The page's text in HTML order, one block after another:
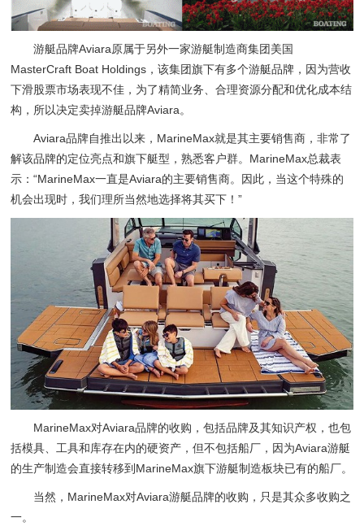
游艇品牌Aviara原属于另外一家游艇制造商集团美国
MasterCraft Boat Holdings，该集团旗下有多个游艇品牌，因为营收
下滑股票市场表现不佳，为了精简业务、合理资源分配和优化成本结
构，所以决定卖掉游艇品牌Aviara。
Aviara品牌自推出以来，MarineMax就是其主要销售商，非常了
解该品牌的定位亮点和旗下艇型，熟悉客户群。MarineMax总裁表
示：“MarineMax一直是Aviara的主要销售商。因此，当这个特殊的
机会出现时，我们理所当然地选择将其买下！”
MarineMax对Aviara品牌的收购，包括品牌及其知识产权，也包
括模具、工具和库存在内的硬资产，但不包括船厂，因为Aviara游艇
的生产制造会直接转移到MarineMax旗下游艇制造板块已有的船厂。
当然，MarineMax对Aviara游艇品牌的收购，只是其众多收购之
一。